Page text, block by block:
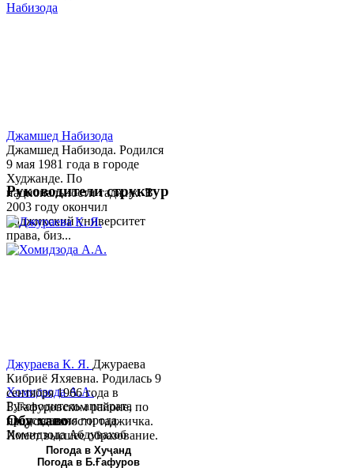
Джамшед Набизода
Джамшед Набизода. Родился
9 мая 1981 года в городе
Худжанде. По
национальности таджик. В
2003 году окончил
Таджикский университет
права, биз...
Хомидзода А.А.
Руководитель аппарата
председателя города
Хомидзода Абдувахоб
Абдумаджид родился 8
июня 1978 года в городе
Руководители структур
Джураева К. Я. Джураева
Кибриё Яхяевна. Родилась 9
сентября 1966 года в
Б.Гафуровском районе, по
национальности таджичка.
Имеет высшее образование.
В 1997 ...
Обу хаво
Погода в Хуҷанд
Погода в Б.Ғафуров